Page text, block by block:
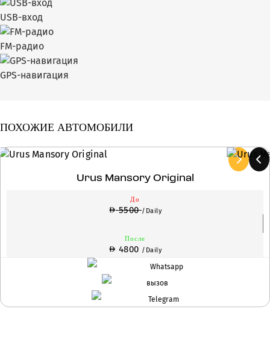
USB-вход
FM-радио
GPS-навигация
ПОХОЖИЕ АВТОМОБИЛИ
Urus Mansory Original
До
5500/Daily
После
4800 /Daily
Whatsapp
вызов
Telegram